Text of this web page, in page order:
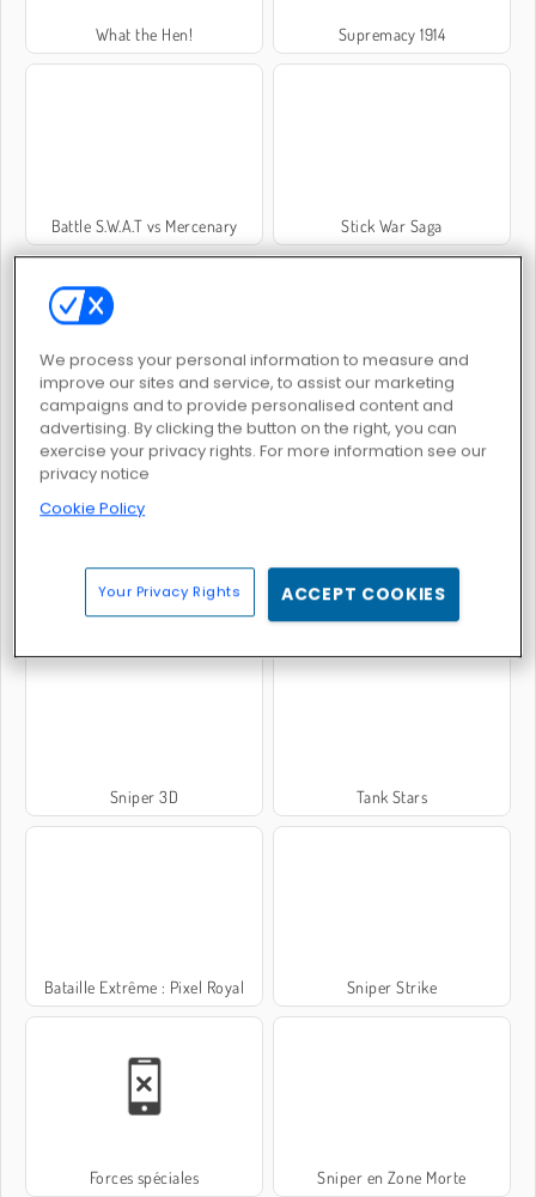
What the Hen! Supremacy 1914
Battle S.W.A.T vs Mercenary Stick War Saga
ArmedForces.io Pixel Gun Apocalypse 3
State.io: Conquer the World Défense de la Tour 2D
Sniper 3D Tank Stars
Bataille Extrême : Pixel Royal Sniper Strike
Forces spéciales Sniper en Zone Morte
We process your personal information to measure and
improve our sites and service, to assist our marketing
campaigns and to provide personalised content and
advertising. By clicking the button on the right, you can
exercise your privacy rights. For more information see our
privacy notice
Cookie Policy
Your Privacy Rights ACCEPT COOKIES